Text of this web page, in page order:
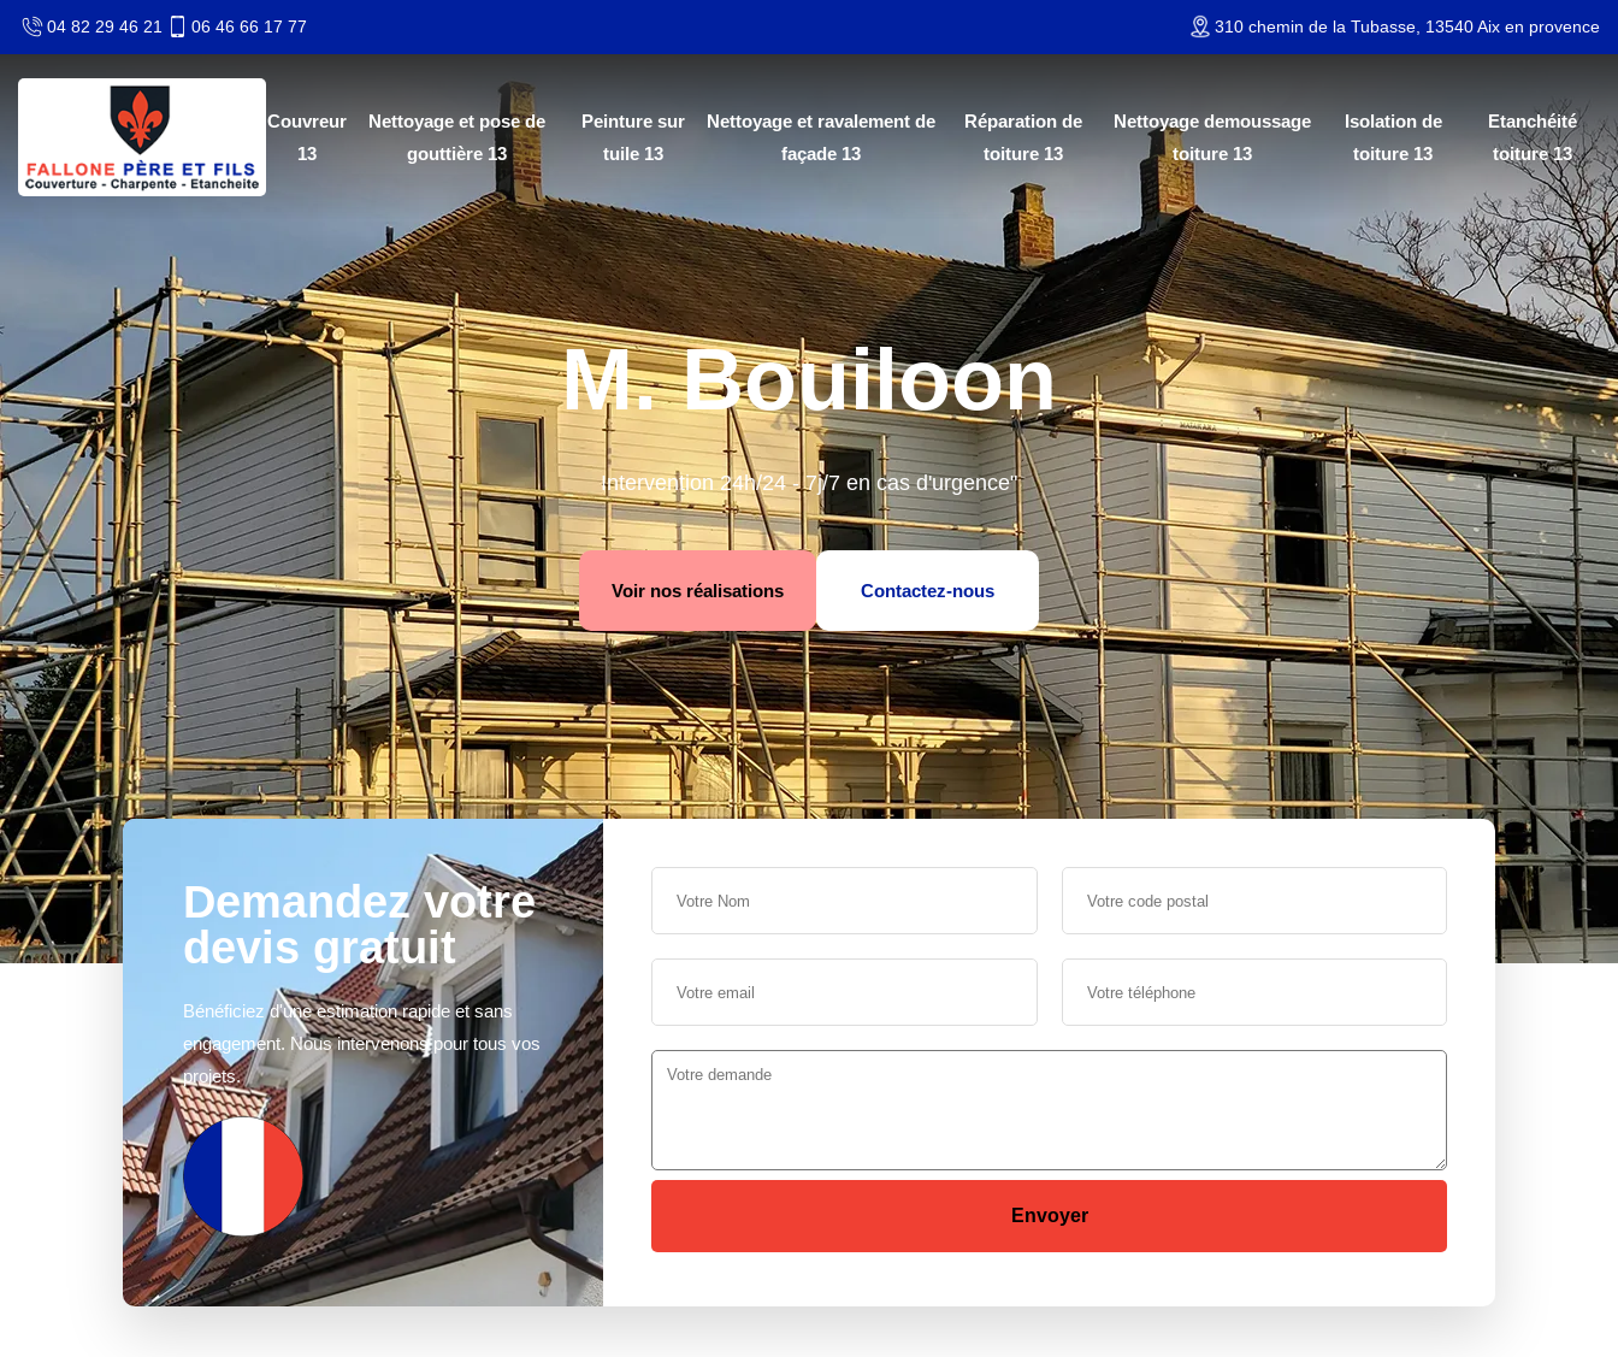
04 82 29 46 21 06 46 66 17 77 310 chemin de la Tubasse, 13540 Aix en provence
Couvreur
13
Nettoyage et pose de
gouttière 13
Peinture sur
tuile 13
Nettoyage et ravalement de
façade 13
Réparation de
toiture 13
Nettoyage demoussage
toiture 13
Isolation de
toiture 13
Etanchéité
toiture 13
M. Bouiloon
Intervention 24h/24 - 7j/7 en cas d'urgence"
Voir nos réalisations Contactez-nous
Demandez votre
devis gratuit
Bénéficiez d'une estimation rapide et sans
engagement. Nous intervenons pour tous vos
projets.